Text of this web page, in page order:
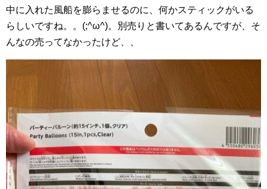
中に入れた風船を膨らませるのに、何かスティックがいる
らしいですね。。(;^ω^)。別売りと書いてあるんですが、そ
んなの売ってなかったけど、、